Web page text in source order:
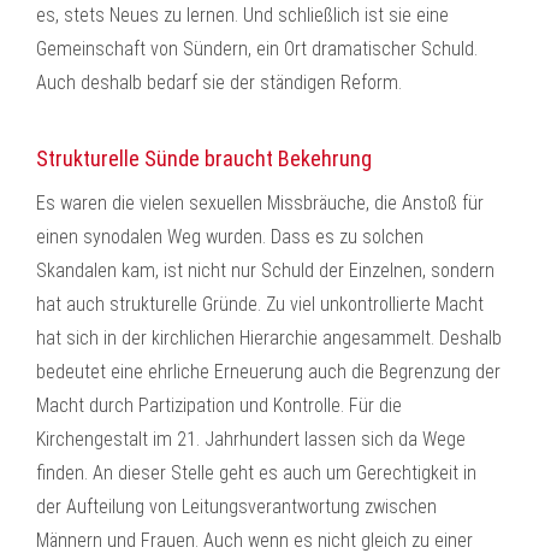
es, stets Neues zu lernen. Und schließlich ist sie eine
Gemeinschaft von Sündern, ein Ort dramatischer Schuld.
Auch deshalb bedarf sie der ständigen Reform.
Strukturelle Sünde braucht Bekehrung
Es waren die vielen sexuellen Missbräuche, die Anstoß für
einen synodalen Weg wurden. Dass es zu solchen
Skandalen kam, ist nicht nur Schuld der Einzelnen, sondern
hat auch strukturelle Gründe. Zu viel unkontrollierte Macht
hat sich in der kirchlichen Hierarchie angesammelt. Deshalb
bedeutet eine ehrliche Erneuerung auch die Begrenzung der
Macht durch Partizipation und Kontrolle. Für die
Kirchengestalt im 21. Jahrhundert lassen sich da Wege
finden. An dieser Stelle geht es auch um Gerechtigkeit in
der Aufteilung von Leitungsverantwortung zwischen
Männern und Frauen. Auch wenn es nicht gleich zu einer